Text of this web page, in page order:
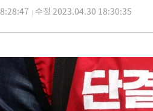
염 한풀 꺾이지만…'낮 최고 35도' 무더위,
회 "압수수색·성접대 논란 사과…쇄신
37도' 폭염 지속…강원동해안 최대 150
]뉴욕증시 상승 마감…S&P 0.6% 나스닥
수정 2023.04.30 18:30:35